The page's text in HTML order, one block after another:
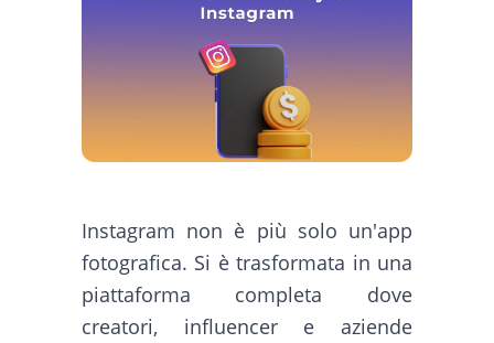
Instagram non è più solo un'app
fotografica. Si è trasformata in una
piattaforma completa dove
creatori, influencer e aziende